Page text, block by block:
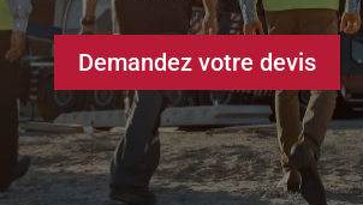
Demandez votre devis